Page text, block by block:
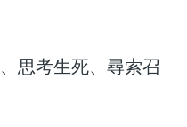
思考生死、尋索召